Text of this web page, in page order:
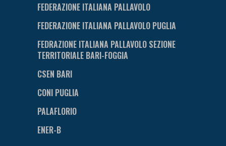
FEDERAZIONE ITALIANA PALLAVOLO
FEDERAZIONE ITALIANA PALLAVOLO PUGLIA
FEDRAZIONE ITALIANA PALLAVOLO SEZIONE
TERRITORIALE BARI-FOGGIA
CSEN BARI
CONI PUGLIA
PALAFLORIO
ENER-B